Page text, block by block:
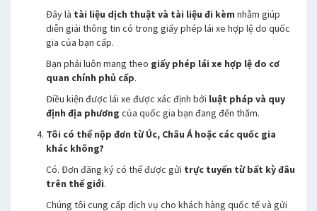
Đây là tài liệu dịch thuật và tài liệu đi kèm nhằm giúp
diễn giải thông tin có trong giấy phép lái xe hợp lệ do quốc
gia của bạn cấp.
Bạn phải luôn mang theo giấy phép lái xe hợp lệ do cơ
quan chính phủ cấp.
Điều kiện được lái xe được xác định bởi luật pháp và quy
định địa phương của quốc gia bạn đang đến thăm.
Tôi có thể nộp đơn từ Úc, Châu Á hoặc các quốc gia
khác không?
Có. Đơn đăng ký có thể được gửi trực tuyến từ bất kỳ đâu
trên thế giới.
Chúng tôi cung cấp dịch vụ cho khách hàng quốc tế và gửi